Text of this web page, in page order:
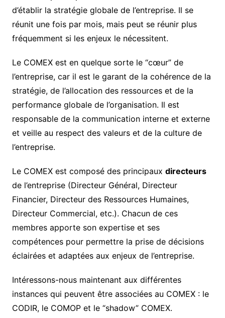
d’établir la stratégie globale de l’entreprise. Il se
réunit une fois par mois, mais peut se réunir plus
fréquemment si les enjeux le nécessitent.
Le COMEX est en quelque sorte le “cœur” de
l’entreprise, car il est le garant de la cohérence de la
stratégie, de l’allocation des ressources et de la
performance globale de l’organisation. Il est
responsable de la communication interne et externe
et veille au respect des valeurs et de la culture de
l’entreprise.
Le COMEX est composé des principaux directeurs
de l’entreprise (Directeur Général, Directeur
Financier, Directeur des Ressources Humaines,
Directeur Commercial, etc.). Chacun de ces
membres apporte son expertise et ses
compétences pour permettre la prise de décisions
éclairées et adaptées aux enjeux de l’entreprise.
Intéressons-nous maintenant aux différentes
instances qui peuvent être associées au COMEX : le
CODIR, le COMOP et le “shadow” COMEX.